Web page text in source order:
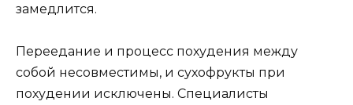
замедлится.
Переедание и процесс похудения между
собой несовместимы, и сухофрукты при
похудении исключены. Специалисты